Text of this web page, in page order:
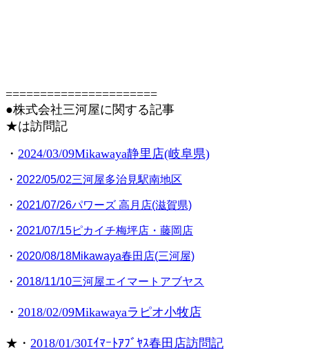
======================
●株式会社三河屋に関する記事
★は訪問記
・ 2024/03/09Mikawaya静里店(岐阜県)
・ 2022/05/02三河屋多治見駅南地区
・ 2021/07/26パワーズ 高月店(滋賀県)
・ 2021/07/15ピカイチ梅坪店・藤岡店
・ 2020/08/18Mikawaya春田店(三河屋)
・ 2018/11/10三河屋エイマートアブヤス
・ 2018/02/09Mikawayaラピオ小牧店
★・ 2018/01/30ｴｲﾏｰﾄｱﾌﾞﾔｽ春田店訪問記